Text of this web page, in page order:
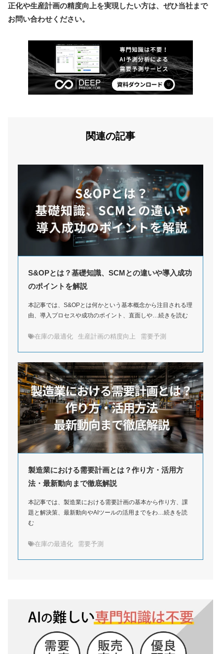
正化や生産計画の精度向上を実現したい方は、ぜひ当社まで
お問い合わせください。
関連の記事
S&OPとは？基礎知識、SCMとの違いや導入成功
のポイントを解説
本記事では、S&OPとは何かという基本概念から注目される理
由、導入プロセスや成功のポイント、直面しや…続きを読む
在庫の最適化 生産計画の精度向上 需要予測
製造業における需要計画とは？作り方・活用方
法・最新動向まで徹底解説
本記事では、製造業における需要計画の基本から作り方、課
題と解決策、最新動向やAIツールの活用までをわ…続きを読
む
在庫の最適化 需要予測